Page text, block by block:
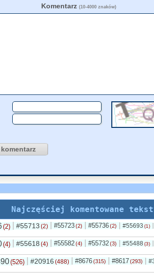
25 Lipca, 2026 16:07faktnapisał(a)
55674 zdziwiony
Komentarz (10-4000 znaków)
Najczęściej komentowane
(2) #55713 (2) #55723 (2) #55736 (2) #55693 (1)
(4) #55618 (4) #55582 (4) #55732 (3) #55488 (3)
(526) #20916 (488) #8676 (315) #8617 (293)